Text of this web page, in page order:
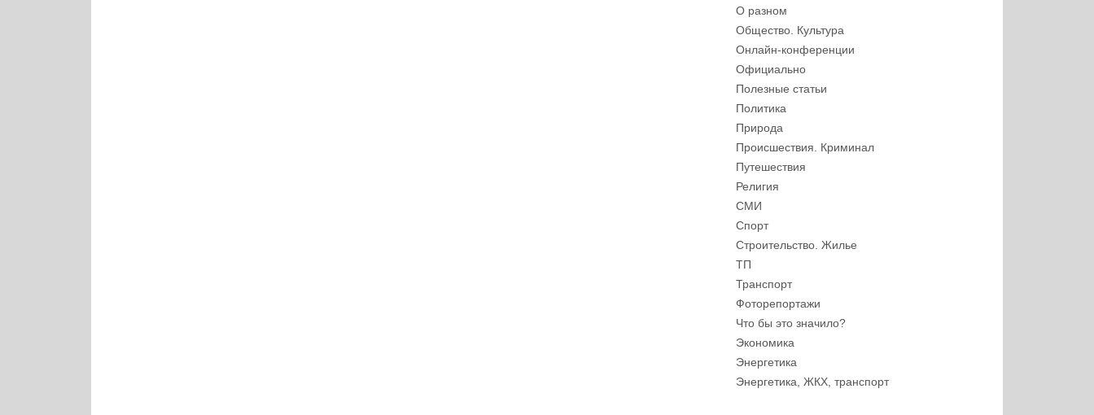
О разном
Общество. Культура
Онлайн-конференции
Официально
Полезные статьи
Политика
Природа
Происшествия. Криминал
Путешествия
Религия
СМИ
Спорт
Строительство. Жилье
ТП
Транспорт
Фоторепортажи
Что бы это значило?
Экономика
Энергетика
Энергетика, ЖКХ, транспорт